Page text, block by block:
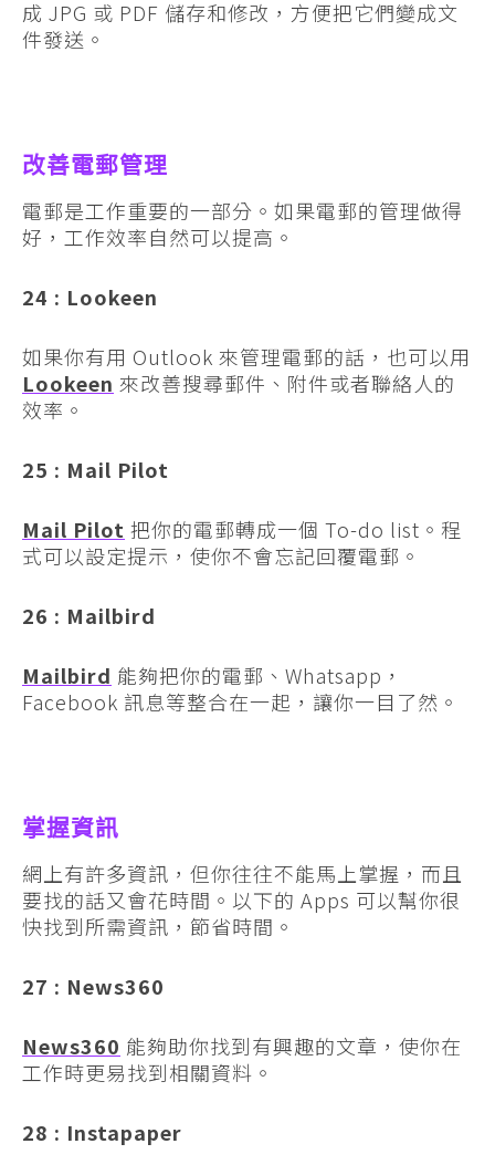
成 JPG 或 PDF 儲存和修改，方便把它們變成文
件發送。
改善電郵管理
電郵是工作重要的一部分。如果電郵的管理做得
好，工作效率自然可以提高。
24 : Lookeen
如果你有用 Outlook 來管理電郵的話，也可以用
Lookeen 來改善搜尋郵件、附件或者聯絡人的
效率。
25 : Mail Pilot
Mail Pilot 把你的電郵轉成一個 To-do list。程
式可以設定提示，使你不會忘記回覆電郵。
26 : Mailbird
Mailbird 能夠把你的電郵、Whatsapp，
Facebook 訊息等整合在一起，讓你一目了然。
掌握資訊
網上有許多資訊，但你往往不能馬上掌握，而且
要找的話又會花時間。以下的 Apps 可以幫你很
快找到所需資訊，節省時間。
27 : News360
News360 能夠助你找到有興趣的文章，使你在
工作時更易找到相關資料。
28 : Instapaper